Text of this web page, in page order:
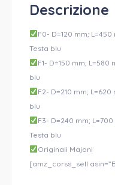
Descrizione
F0- D=120 mm;
Testa blu
F1- D=150 mm; L=580
blu
F2- D=210 mm;
blu
F3- D=240 mm;
Testa blu
Originali Majoni
[amz_corss_sell